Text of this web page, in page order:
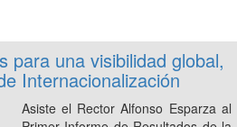
para una visibilidad global,
Internacionalización
Asiste el Rector Alfonso Esparza al